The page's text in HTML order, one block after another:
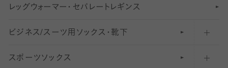
アンクル・ショートソックス（くるぶし上）
クルーソックス（ふくらはぎ下）
ハイソックス
41〜60デニールタイツ
61〜80デニールタイツ
81 〜110デニールタイツ
無地レギンス
レギンスパンツ（レギパン）
マタニティレギンス
伝線しにくいストッキング
ショートストッキング
結婚式用ストッキング
レッ グ ウォー マー ・ セパレー ト レ ギンス
ビジネス/スーツ用 ソックス・靴下
匠シリーズ
スポーツソックス